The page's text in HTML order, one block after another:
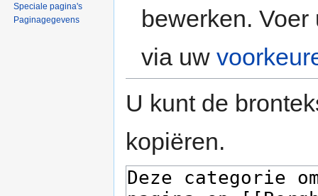
bewerken.
via uw
U kunt de
kopiëren.
Speciale pagina's
Paginagegevens